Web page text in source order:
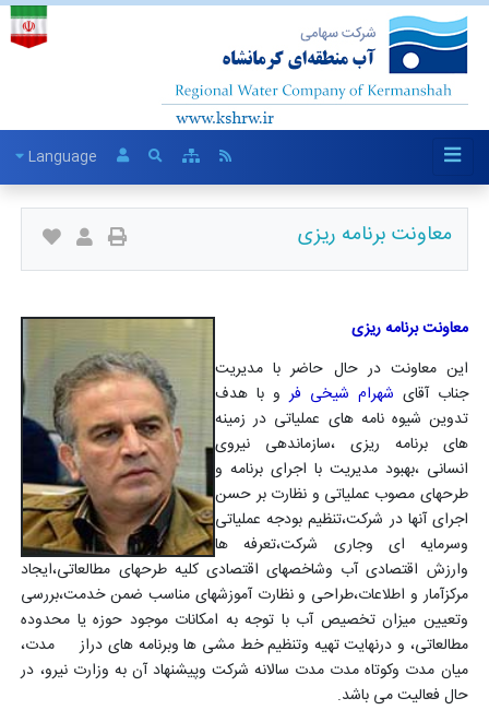
Language
معاونت برنامه ریزی
معاونت برنامه ریزی
این معاونت در حال حاضر با مدیریت
جناب آقای شهرام شیخی فرو با هدف
تدوین شیوه نامه های عملیاتی در زمینه
های برنامه ریزی ،سازماندهی نیروی
انسانی ،بهبود مدیریت با اجرای برنامه و
طرحهای مصوب عملیاتی و نظارت بر حسن
اجرای آنها در شرکت،تنظیم بودجه عملیاتی
وسرمایه ای وجاری شرکت،تعرفه ها
وارزش اقتصادی آب وشاخصهای اقتصادی کلیه طرحهای مطالعاتی،ایجاد
مرکزآمار و اطلاعات،طراحی و نظارت آموزشهای مناسب ضمن خدمت،بررسی
وتعیین میزان تخصیص آب با توجه به امکانات موجود حوزه یا محدوده
مطالعاتی، و درنهایت تهیه وتنظیم خط مشی ها وبرنامه های دراز مدت،
میان مدت وکوتاه مدت مدت سالانه شرکت وپیشنهاد آن به وزارت نیرو، در
حال فعالیت می باشد.